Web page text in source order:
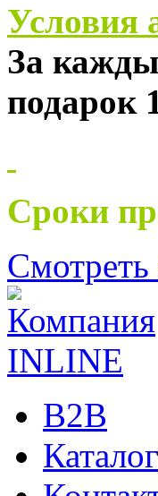
Условия
За
подарок
Сроки
Смотреть
B2B
Каталог